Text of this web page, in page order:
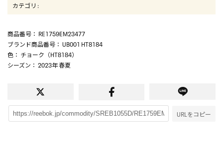
カテゴリ :
商品番号 ： RE1759EM23477
ブランド商品番号 ： UB001 HT8184
色 ： チョーク（HT8184）
シーズン ： 2023年 春夏
URLをコピー